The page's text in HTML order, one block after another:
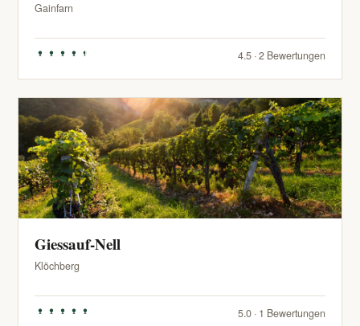
Gainfarn
4.5 · 2 Bewertungen
Giessauf-Nell
Klöchberg
5.0 · 1 Bewertungen